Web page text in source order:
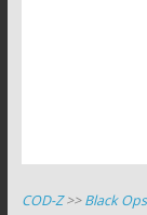
COD-Z>>Black